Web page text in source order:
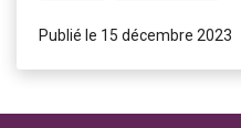
Publié le 15 décembre 2023